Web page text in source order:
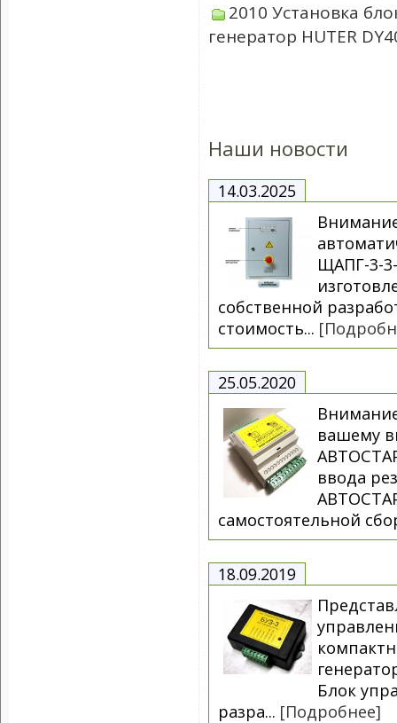
2010 Установка
генератор HUTER
Наши новости
14.03.2025
ЩАПГ-3-
собственной
стоимость...
25.05.2020
вашему
ввода
самостоятельной
18.09.2019
Блок
разра... [Подробнее]